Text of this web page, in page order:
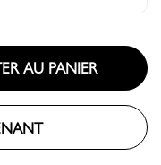
AU PANIER